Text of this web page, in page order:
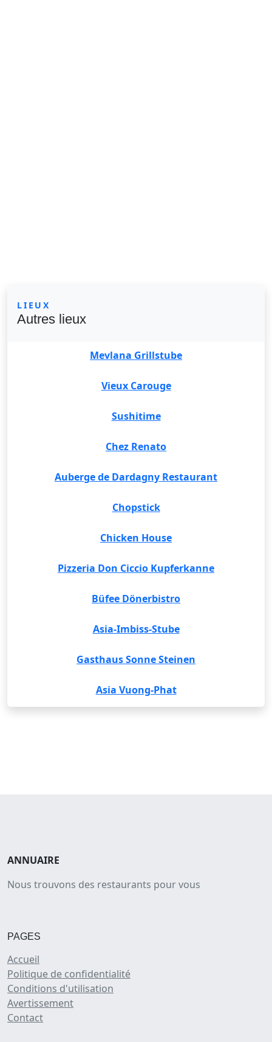
LIEUX
Autres lieux
Mevlana Grillstube
Vieux Carouge
Sushitime
Chez Renato
Auberge de Dardagny Restaurant
Chopstick
Chicken House
Pizzeria Don Ciccio Kupferkanne
Büfee Dönerbistro
Asia-Imbiss-Stube
Gasthaus Sonne Steinen
Asia Vuong-Phat
ANNUAIRE
Nous trouvons des restaurants pour vous
PAGES
Accueil
Politique de confidentialité
Conditions d'utilisation
Avertissement
Contact